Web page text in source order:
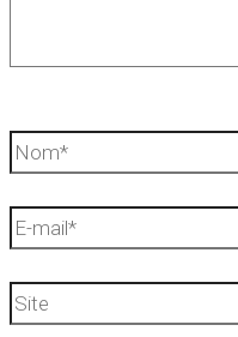
Nom*
E-
Site